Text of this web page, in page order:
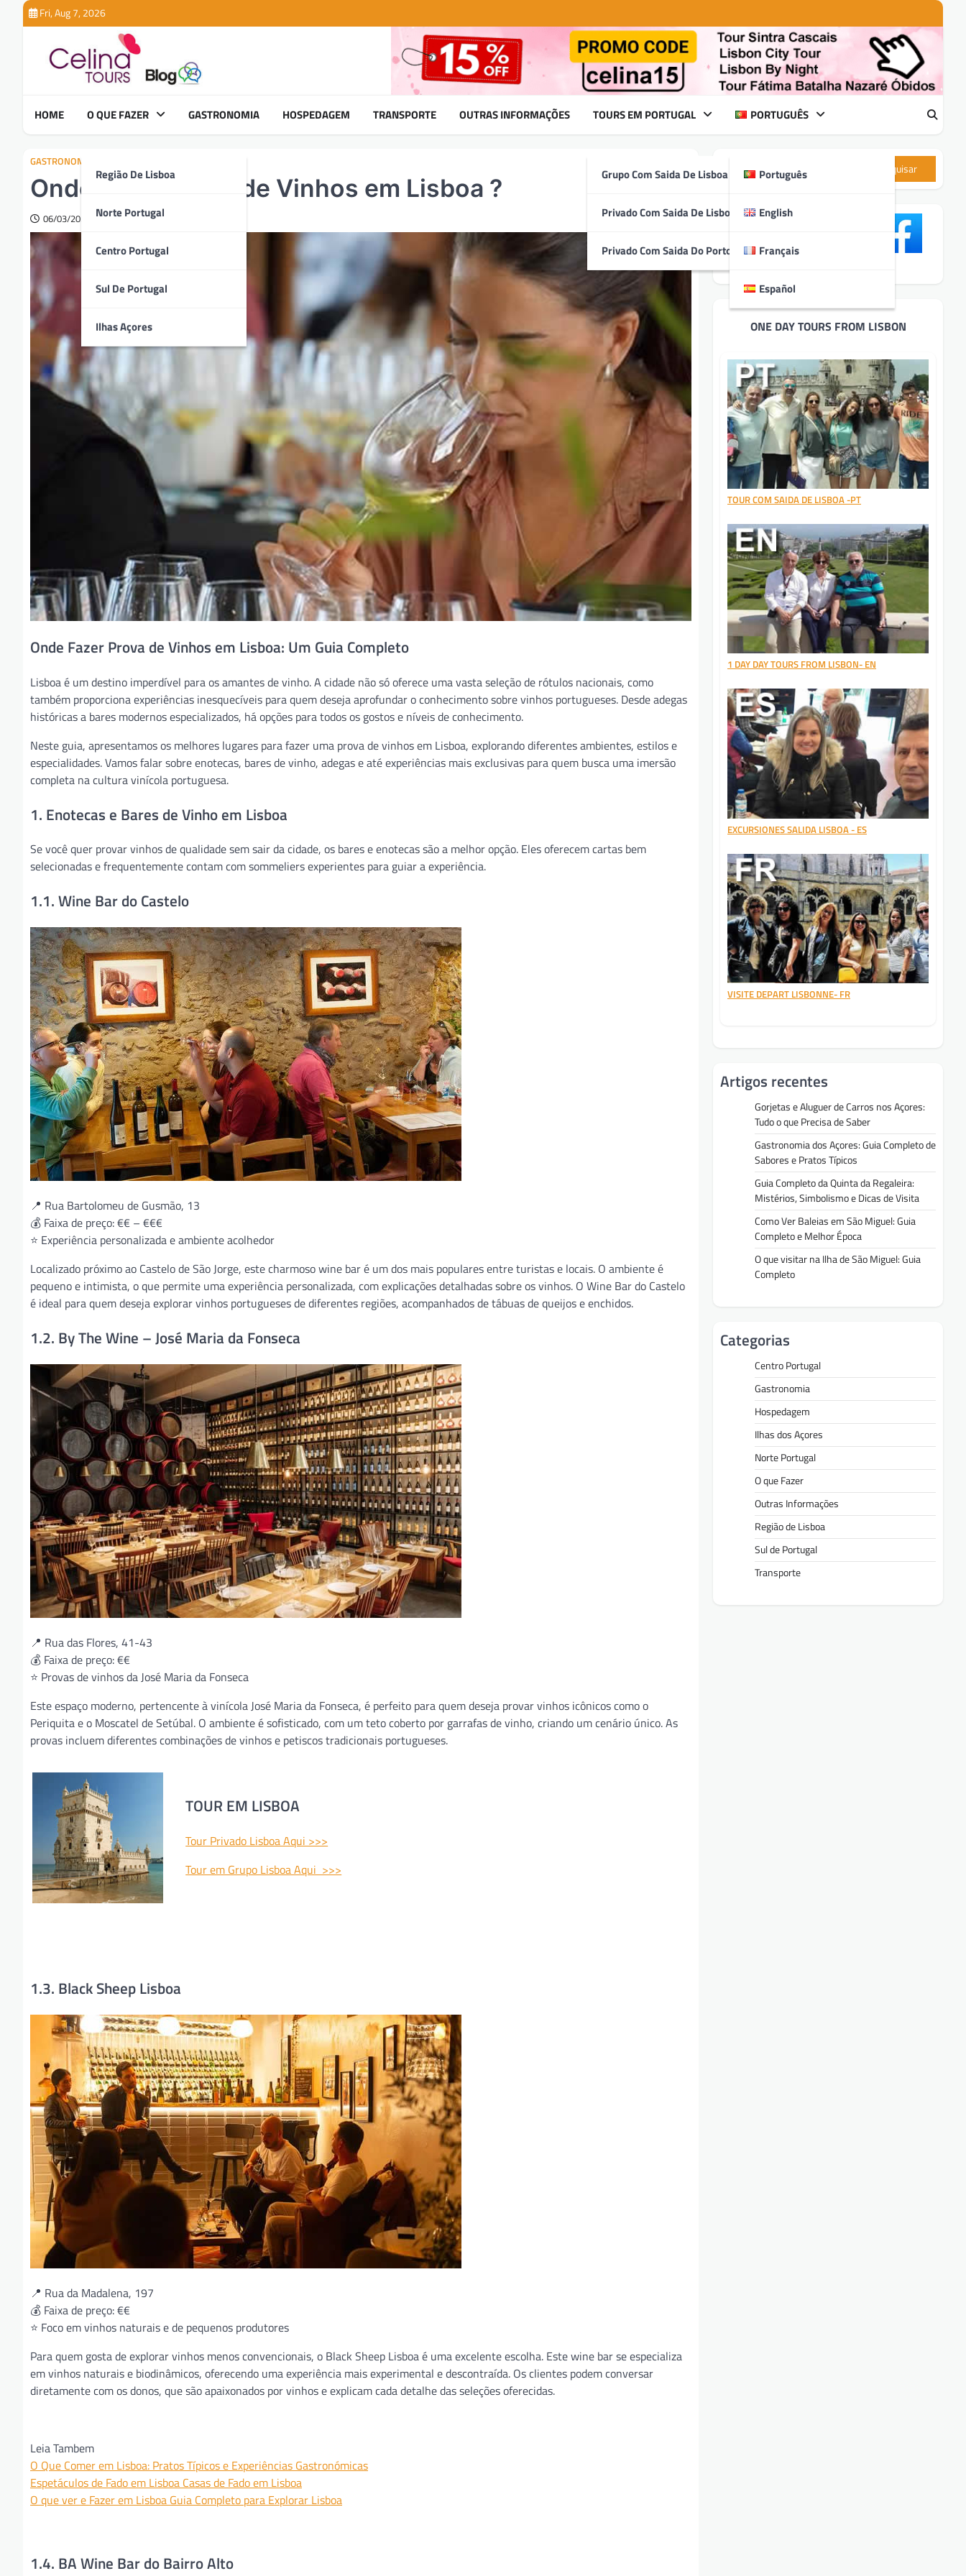
Fri, Aug 7, 2026
HOME O QUE FAZER
Região De Lisboa
Norte Portugal
Centro Portugal
Sul De Portugal
Ilhas Açores
GASTRONOMIA HOSPEDAGEM TRANSPORTE OUTRAS INFORMAÇÕES TOURS EM PORTUGAL
Grupo Com Saida De Lisboa
Privado Com Saida De Lisboa
Privado Com Saida Do Porto
PORTUGUÊS
Português
English
Français
Español
GASTRONOMIA
Onde Fazer Prova de Vinhos em Lisboa ?
06/03/2025
Onde Fazer Prova de Vinhos em Lisboa: Um Guia Completo
Lisboa é um destino imperdível para os amantes de vinho. A cidade não só oferece uma vasta seleção de rótulos nacionais, como
também proporciona experiências inesquecíveis para quem deseja aprofundar o conhecimento sobre vinhos portugueses. Desde adegas
históricas a bares modernos especializados, há opções para todos os gostos e níveis de conhecimento.
Neste guia, apresentamos os melhores lugares para fazer uma prova de vinhos em Lisboa, explorando diferentes ambientes, estilos e
especialidades. Vamos falar sobre enotecas, bares de vinho, adegas e até experiências mais exclusivas para quem busca uma imersão
completa na cultura vinícola portuguesa.
1. Enotecas e Bares de Vinho em Lisboa
Se você quer provar vinhos de qualidade sem sair da cidade, os bares e enotecas são a melhor opção. Eles oferecem cartas bem
selecionadas e frequentemente contam com sommeliers experientes para guiar a experiência.
1.1. Wine Bar do Castelo
📍 Rua Bartolomeu de Gusmão, 13
💰 Faixa de preço: €€ – €€€
⭐ Experiência personalizada e ambiente acolhedor
Localizado próximo ao Castelo de São Jorge, este charmoso wine bar é um dos mais populares entre turistas e locais. O ambiente é
pequeno e intimista, o que permite uma experiência personalizada, com explicações detalhadas sobre os vinhos. O Wine Bar do Castelo
é ideal para quem deseja explorar vinhos portugueses de diferentes regiões, acompanhados de tábuas de queijos e enchidos.
1.2. By The Wine – José Maria da Fonseca
📍 Rua das Flores, 41-43
💰 Faixa de preço: €€
⭐ Provas de vinhos da José Maria da Fonseca
Este espaço moderno, pertencente à vinícola José Maria da Fonseca, é perfeito para quem deseja provar vinhos icônicos como o
Periquita e o Moscatel de Setúbal. O ambiente é sofisticado, com um teto coberto por garrafas de vinho, criando um cenário único. As
provas incluem diferentes combinações de vinhos e petiscos tradicionais portugueses.
TOUR EM LISBOA
Tour Privado Lisboa Aqui >>>
Tour em Grupo Lisboa Aqui >>>
1.3. Black Sheep Lisboa
📍 Rua da Madalena, 197
💰 Faixa de preço: €€
⭐ Foco em vinhos naturais e de pequenos produtores
Para quem gosta de explorar vinhos menos convencionais, o Black Sheep Lisboa é uma excelente escolha. Este wine bar se especializa
em vinhos naturais e biodinâmicos, oferecendo uma experiência mais experimental e descontraída. Os clientes podem conversar
diretamente com os donos, que são apaixonados por vinhos e explicam cada detalhe das seleções oferecidas.
Leia Tambem
O Que Comer em Lisboa: Pratos Típicos e Experiências Gastronómicas
Espetáculos de Fado em Lisboa Casas de Fado em Lisboa
O que ver e Fazer em Lisboa Guia Completo para Explorar Lisboa
1.4. BA Wine Bar do Bairro Alto
Pesquisar
ONE DAY TOURS FROM LISBON
TOUR COM SAIDA DE LISBOA -PT
1 DAY DAY TOURS FROM LISBON- EN
EXCURSIONES SALIDA LISBOA - ES
VISITE DEPART LISBONNE- FR
Artigos recentes
Gorjetas e Aluguer de Carros nos Açores:
Tudo o que Precisa de Saber
Gastronomia dos Açores: Guia Completo de
Sabores e Pratos Típicos
Guia Completo da Quinta da Regaleira:
Mistérios, Simbolismo e Dicas de Visita
Como Ver Baleias em São Miguel: Guia
Completo e Melhor Época
O que visitar na Ilha de São Miguel: Guia
Completo
Categorias
Centro Portugal
Gastronomia
Hospedagem
Ilhas dos Açores
Norte Portugal
O que Fazer
Outras Informações
Região de Lisboa
Sul de Portugal
Transporte